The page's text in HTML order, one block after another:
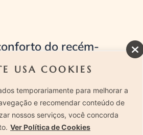
USA COOKIES
temporariamente para melhorar a
e recomendar conteúdo de
nossos serviços, você concorda
Ver Política de Cookies
do recém-
as fotos
para garantir a segurança e o
durante a sessão de fotos.
por isso, é preciso